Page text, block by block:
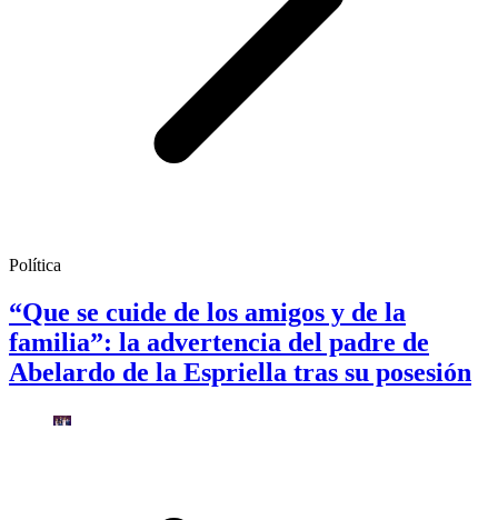
Política
“Que se cuide de los amigos y de la
familia”: la advertencia del padre de
Abelardo de la Espriella tras su posesión